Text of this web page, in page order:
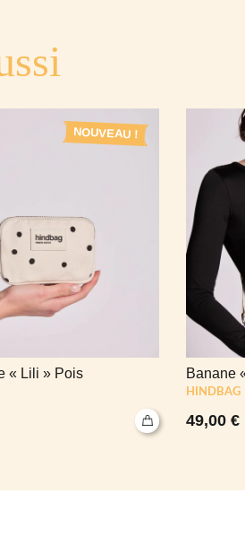
NOUVEAU !
« Lili » Pois Banane
HINDBAG
49,00 €